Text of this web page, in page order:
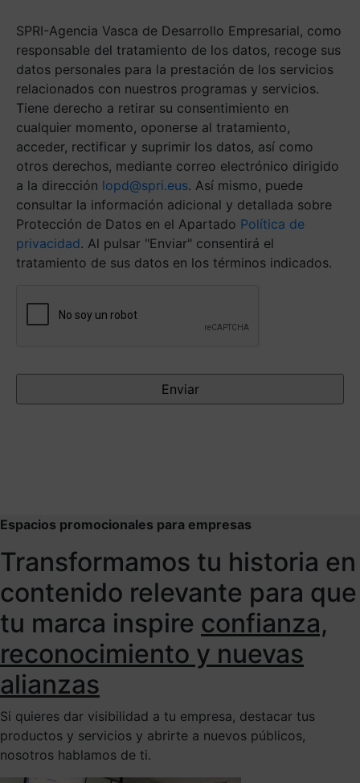
ágil.
(Obligatorio)
SPRI-Agencia Vasca de Desarrollo Empresarial, como
responsable del tratamiento de los datos, recoge sus
datos personales para la prestación de los servicios
relacionados con nuestros programas y servicios.
Tiene derecho a retirar su consentimiento en
cualquier momento, oponerse al tratamiento,
acceder, rectificar y suprimir los datos, así como
otros derechos, mediante correo electrónico dirigido
a la dirección lopd@spri.eus. Así mismo, puede
consultar la información adicional y detallada sobre
Protección de Datos en el Apartado Política de
privacidad. Al pulsar "Enviar" consentirá el
tratamiento de sus datos en los términos indicados.
Espacios promocionales para empresas
Transformamos tu historia en
contenido relevante para que
tu marca inspire confianza,
reconocimiento y nuevas
alianzas
Si quieres dar visibilidad a tu empresa, destacar tus
productos y servicios y abrirte a nuevos públicos,
nosotros hablamos de ti.